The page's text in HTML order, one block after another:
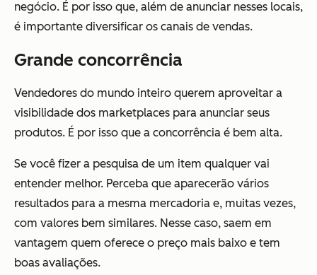
negócio. É por isso que, além de anunciar nesses locais,
é importante diversificar os canais de vendas.
Grande concorrência
Vendedores do mundo inteiro querem aproveitar a
visibilidade dos marketplaces para anunciar seus
produtos. É por isso que a concorrência é bem alta.
Se você fizer a pesquisa de um item qualquer vai
entender melhor. Perceba que aparecerão vários
resultados para a mesma mercadoria e, muitas vezes,
com valores bem similares. Nesse caso, saem em
vantagem quem oferece o preço mais baixo e tem
boas avaliações.